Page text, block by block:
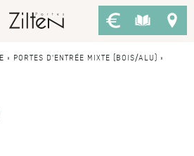
» PORTES D'ENTRÉE MIXTE (BOIS/ALU) »